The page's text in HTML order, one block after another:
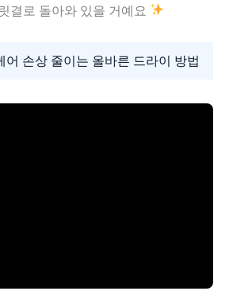
결로 돌아와 있을 거예요
어 손상 줄이는 올바른 드라이 방법